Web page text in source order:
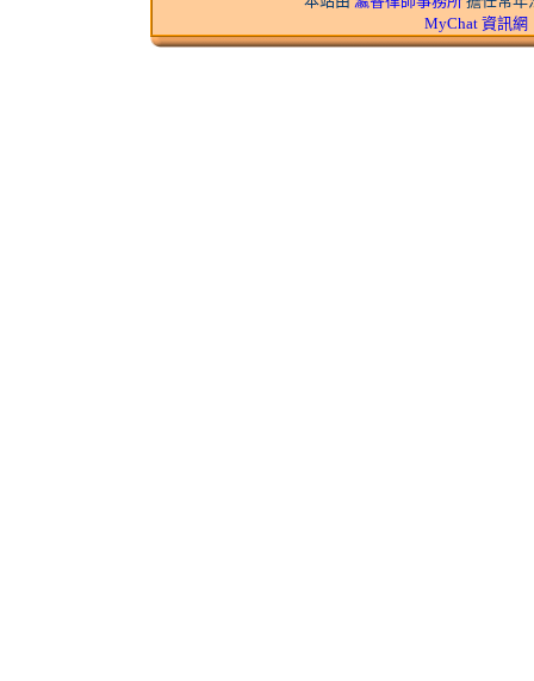
MyChat 資訊網